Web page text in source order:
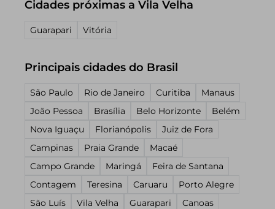
Cidades próximas a Vila Velha
Guarapari Vitória
Principais cidades do Brasil
São Paulo Rio de Janeiro Curitiba
Manaus
João Pessoa
Brasília Belo Horizonte
Belém
Nova Iguaçu
Florianópolis
Juiz de Fora
Campinas
Praia Grande
Macaé
Campo Grande
Maringá
Feira de Santana
Contagem
Teresina Caruaru
Porto Alegre
São Luís
Vila Velha Guarapari
Canoas